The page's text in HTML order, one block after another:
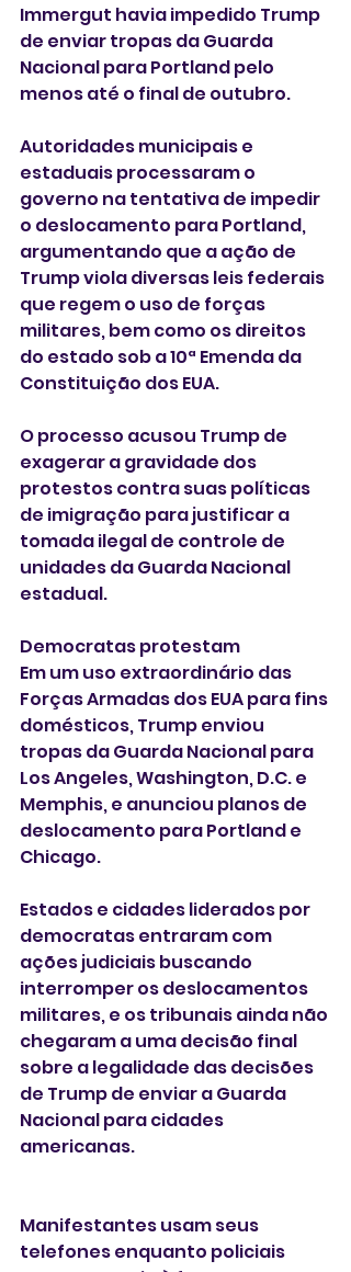
Immergut havia impedido Trump
de enviar tropas da Guarda
Nacional para Portland pelo
menos até o final de outubro.
Autoridades municipais e
estaduais processaram o
governo na tentativa de impedir
o deslocamento para Portland,
argumentando que a ação de
Trump viola diversas leis federais
que regem o uso de forças
militares, bem como os direitos
do estado sob a 10ª Emenda da
Constituição dos EUA.
O processo acusou Trump de
exagerar a gravidade dos
protestos contra suas políticas
de imigração para justificar a
tomada ilegal de controle de
unidades da Guarda Nacional
estadual.
Democratas protestam
Em um uso extraordinário das
Forças Armadas dos EUA para fins
domésticos, Trump enviou
tropas da Guarda Nacional para
Los Angeles, Washington, D.C. e
Memphis, e anunciou planos de
deslocamento para Portland e
Chicago.
Estados e cidades liderados por
democratas entraram com
ações judiciais buscando
interromper os deslocamentos
militares, e os tribunais ainda não
chegaram a uma decisão final
sobre a legalidade das decisões
de Trump de enviar a Guarda
Nacional para cidades
americanas.
Manifestantes usam seus
telefones enquanto policiais